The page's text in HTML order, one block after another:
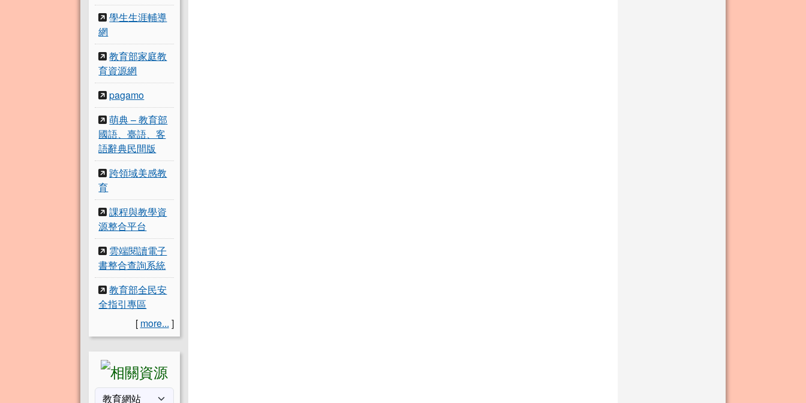
學生生涯輔導
網
教育部家庭教
育資源網
pagamo
萌典 – 教育部
國語、臺語、客
語辭典民間版
跨領域美感教
育
課程與教學資
源整合平台
雲端閱讀電子
書整合查詢系統
教育部全民安
全指引專區
[ more... ]